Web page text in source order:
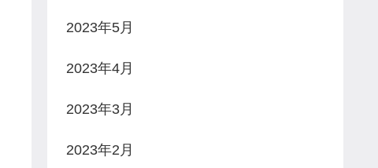
2023年5月
2023年4月
2023年3月
2023年2月